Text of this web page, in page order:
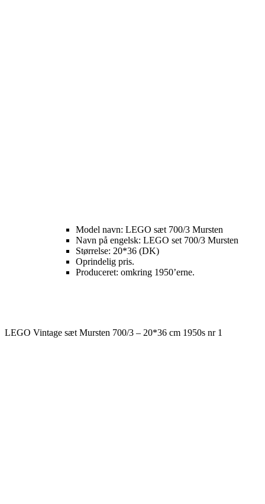
Model navn: LEGO sæt 700/3 Mursten
Navn på engelsk: LEGO set 700/3 Mursten
Størrelse: 20*36 (DK)
Oprindelig pris.
Produceret: omkring 1950’erne.
LEGO Vintage sæt Mursten 700/3 – 20*36 cm 1950s nr 1